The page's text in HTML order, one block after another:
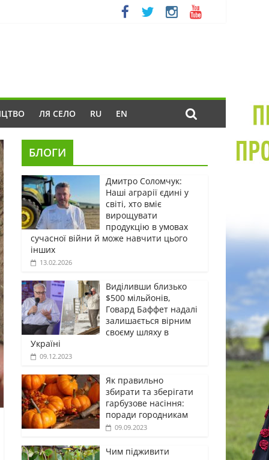
ЛЯ СЕЛО RU EN
БЛОГИ
Дмитро Соломчук:
Наші аграрії єдині у
світі, хто вміє
вирощувати
продукцію в умовах
сучасної війни й може навчити цього
інших
13.02.2026
Виділивши близько
$500 мільйонів,
Говард Баффет надалі
залишається вірним
своєму шляху в
Україні
09.12.2023
Як правильно
збирати та зберігати
гарбузове насіння:
поради городникам
09.09.2023
Чим підживити